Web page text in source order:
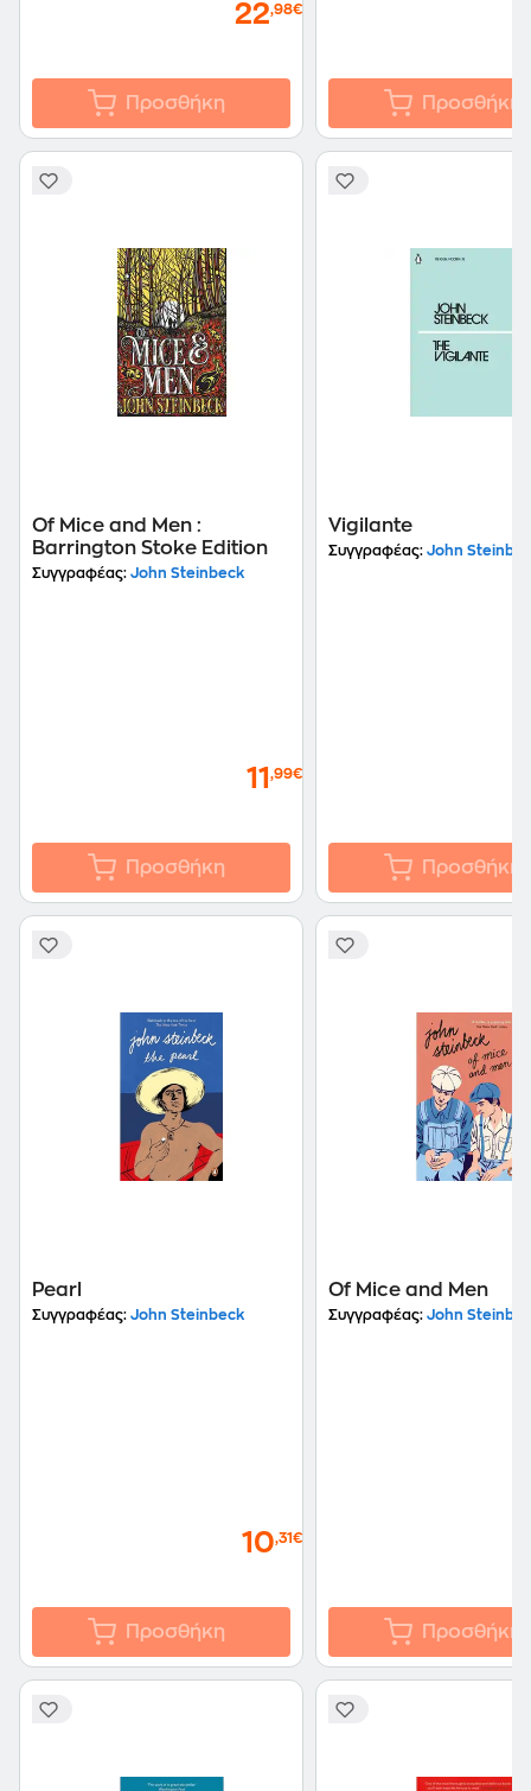
22,98€
Προσθήκη Προσθήκη
Of Mice and Men :
Barrington Stoke Edition
Συγγραφέας: John Steinbeck
11 ,99€
Προσθήκη
Vigilante
Συγγραφέας: John
Προσθήκη
Pearl
Συγγραφέας: John Steinbeck
10,31€
Προσθήκη
Of Mice and Men
Συγγραφέας: John
Προσθήκη